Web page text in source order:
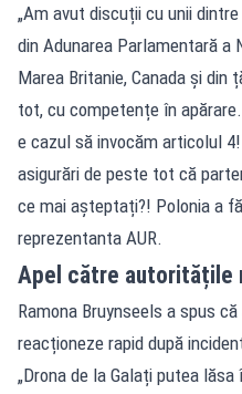
„Am avut discuții cu unii
din Adunarea Parlamentară a
Marea Britanie, Canada și din
tot, cu competențe în
e cazul să invocăm articolul
asigurări de peste tot că
ce mai așteptați?! Polonia a
reprezentanta AUR.
Apel către autoritățile
Ramona Bruynseels a spus
reacționeze rapid după
„Drona de la Galați putea